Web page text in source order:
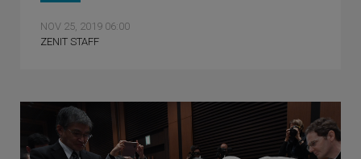
NOV 25, 2019 06:00
ZENIT STAFF